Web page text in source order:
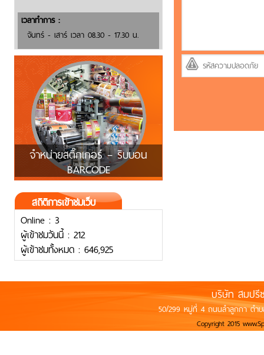
เวลาทำการ :
จันทร์ - เสาร์ เวลา 08.30 - 17.30 น.
จำหน่ายสติ๊กเกอร์ – ริบบอน
BARCODE
สถิติการเข้าชมเว็บ
Online : 3
ผู้เข้าชมวันนี้ : 212
ผู้เข้าชมทั้งหมด : 646,925
บริษัท สมปรี
50/299 หมู่ที่ 4 ถนนลำลูกกา ตำบ
Copyright 2015